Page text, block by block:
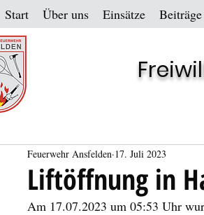
Start Über uns Einsätze Beiträge
Liftöffnung in
Feuerwehr Ansfelden 17. Juli 2023
Am 17.07.2023 um 05:53 Uhr